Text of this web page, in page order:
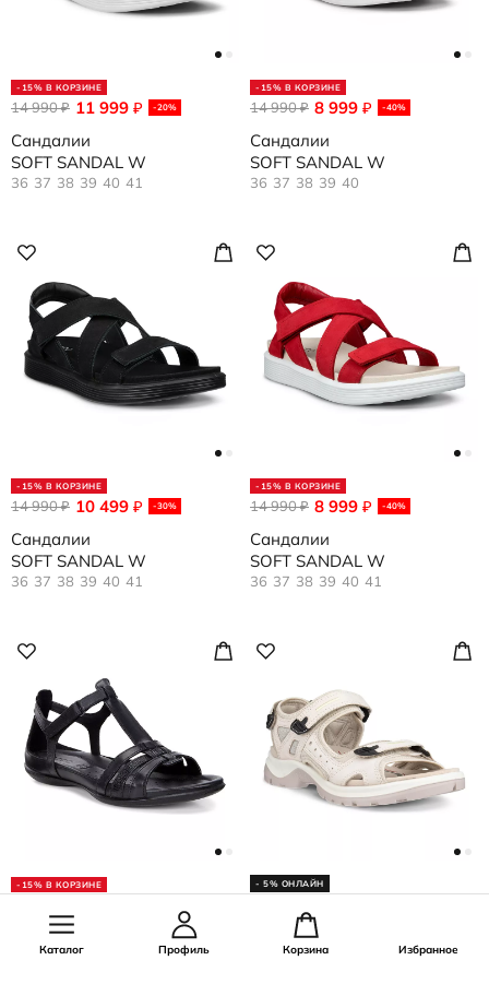
-15% В КОРЗИНЕ
11 999 ₽ -20%
14 990₽
Сандалии
SOFT SANDAL W
36 37 38 39 40 41
-15% В КОРЗИНЕ
8 999 ₽ -40%
14 990₽
Сандалии
SOFT SANDAL W
36 37 38 39 40
-15% В КОРЗИНЕ
10 499 ₽ -30%
14 990₽
Сандалии
SOFT SANDAL W
36 37 38 39 40 41
-15% В КОРЗИНЕ
8 999 ₽ -40%
14 990₽
Сандалии
SOFT SANDAL W
36 37 38 39 40 41
-15% В КОРЗИНЕ
Сандалии
FLASH
- 5% ОНЛАЙН
Сандалии
OFFROAD
Каталог Профиль Корзина Избранное